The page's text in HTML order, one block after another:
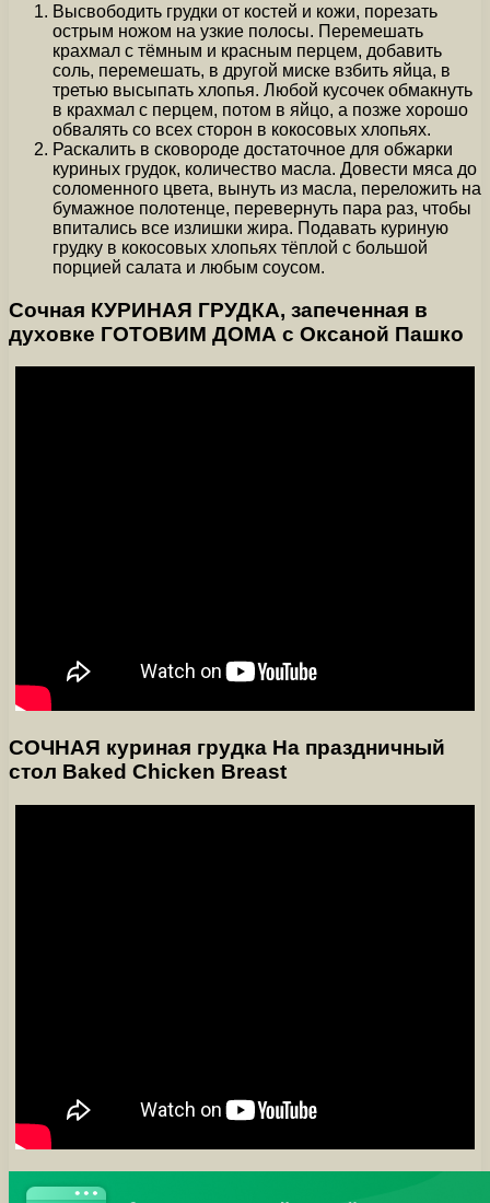
Высвободить грудки от костей и кожи, порезать
острым ножом на узкие полосы. Перемешать
крахмал с тёмным и красным перцем, добавить
соль, перемешать, в другой миске взбить яйца, в
третью высыпать хлопья. Любой кусочек обмакнуть
в крахмал с перцем, потом в яйцо, а позже хорошо
обвалять со всех сторон в кокосовых хлопьях.
Раскалить в сковороде достаточное для обжарки
куриных грудок, количество масла. Довести мяса до
соломенного цвета, вынуть из масла, переложить на
бумажное полотенце, перевернуть пара раз, чтобы
впитались все излишки жира. Подавать куриную
грудку в кокосовых хлопьях тёплой с большой
порцией салата и любым соусом.
Сочная КУРИНАЯ ГРУДКА, запеченная в
духовке ГОТОВИМ ДОМА с Оксаной Пашко
СОЧНАЯ куриная грудка На праздничный
стол Baked Chicken Breast